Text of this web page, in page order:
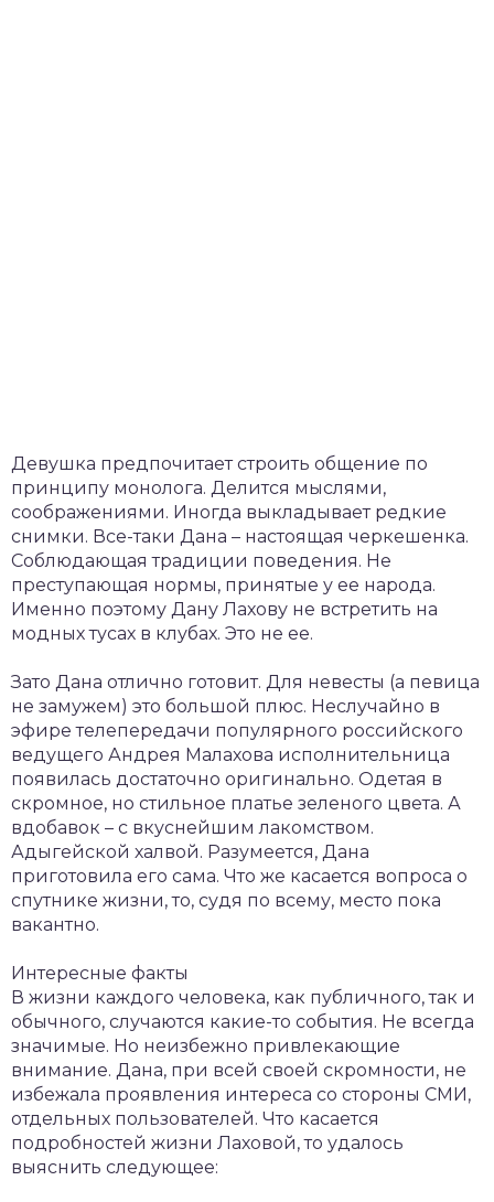
Девушка предпочитает строить общение по
принципу монолога. Делится мыслями,
соображениями. Иногда выкладывает редкие
снимки. Все-таки Дана – настоящая черкешенка.
Соблюдающая традиции поведения. Не
преступающая нормы, принятые у ее народа.
Именно поэтому Дану Лахову не встретить на
модных тусах в клубах. Это не ее.
Зато Дана отлично готовит. Для невесты (а певица
не замужем) это большой плюс. Неслучайно в
эфире телепередачи популярного российского
ведущего Андрея Малахова исполнительница
появилась достаточно оригинально. Одетая в
скромное, но стильное платье зеленого цвета. А
вдобавок – с вкуснейшим лакомством.
Адыгейской халвой. Разумеется, Дана
приготовила его сама. Что же касается вопроса о
спутнике жизни, то, судя по всему, место пока
вакантно.
Интересные факты
В жизни каждого человека, как публичного, так и
обычного, случаются какие-то события. Не всегда
значимые. Но неизбежно привлекающие
внимание. Дана, при всей своей скромности, не
избежала проявления интереса со стороны СМИ,
отдельных пользователей. Что касается
подробностей жизни Лаховой, то удалось
выяснить следующее: